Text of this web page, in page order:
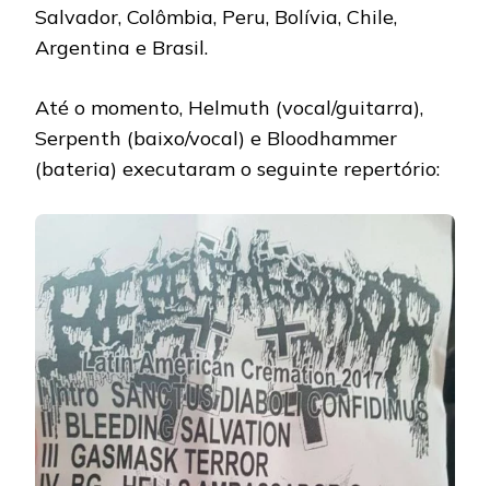
Salvador, Colômbia, Peru, Bolívia, Chile,
Argentina e Brasil.
Até o momento, Helmuth (vocal/guitarra),
Serpenth (baixo/vocal) e Bloodhammer
(bateria) executaram o seguinte repertório: